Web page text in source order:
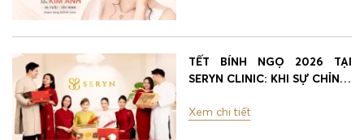
TẾT BÍNH NGỌ 2026 TẠI
SERYN CLINIC: KHI SỰ CHỈN…
Xem chi tiết